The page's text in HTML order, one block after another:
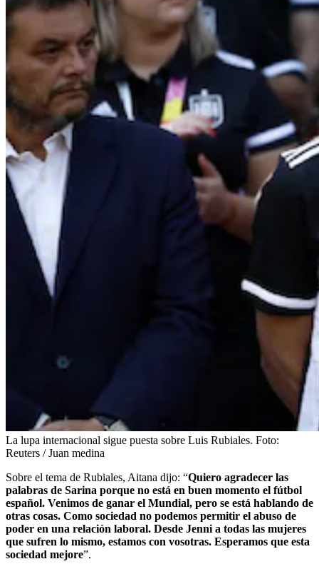
La lupa internacional sigue puesta sobre Luis Rubiales. Foto:
Reuters / Juan medina
Sobre el tema de Rubiales, Aitana dijo: “Quiero agradecer las
palabras de Sarina porque no está en buen momento el fútbol
español. Venimos de ganar el Mundial, pero se está hablando de
otras cosas. Como sociedad no podemos permitir el abuso de
poder en una relación laboral. Desde Jenni a todas las mujeres
que sufren lo mismo, estamos con vosotras. Esperamos que esta
sociedad mejore”.